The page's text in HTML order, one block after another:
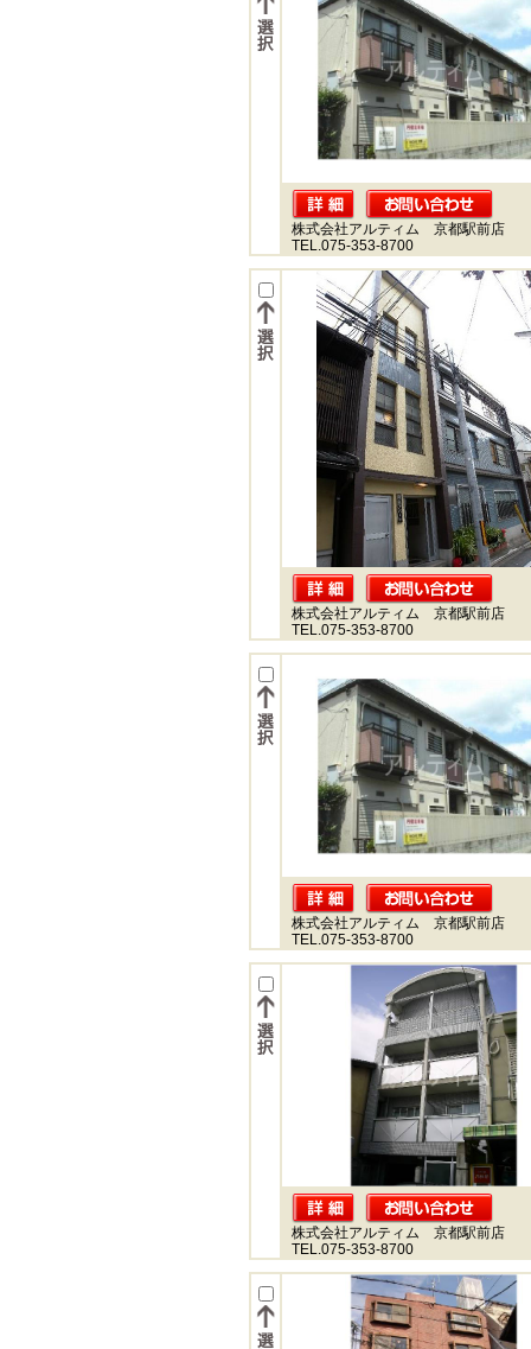
株式会社アルティム 京都駅前店
TEL.075-353-8700
株式会社アルティム 京都駅前店
TEL.075-353-8700
株式会社アルティム 京都駅前店
TEL.075-353-8700
株式会社アルティム 京都駅前店
TEL.075-353-8700